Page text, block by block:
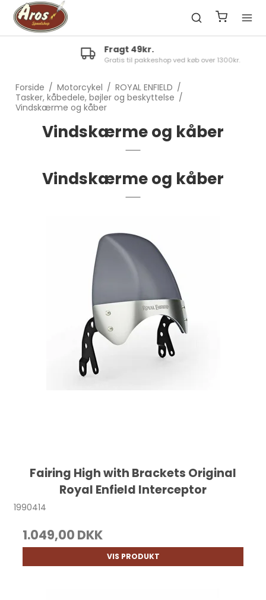
Fragt 49kr.
Gratis til pakkeshop ved køb over 1300kr.
Forside / Motorcykel / ROYAL ENFIELD /
Tasker, kåbedele, bøjler og beskyttelse /
Vindskærme og kåber
Vindskærme og kåber
Vindskærme og kåber
Fairing High with Brackets Original
Royal Enfield Interceptor
1990414
1.049,00 DKK
VIS PRODUKT